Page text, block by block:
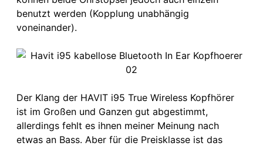
benutzt werden (Kopplung unabhängig
voneinander).
Der Klang der HAVIT i95 True Wireless Kopfhörer
ist im Großen und Ganzen gut abgestimmt,
allerdings fehlt es ihnen meiner Meinung nach
etwas an Bass. Aber für die Preisklasse ist das